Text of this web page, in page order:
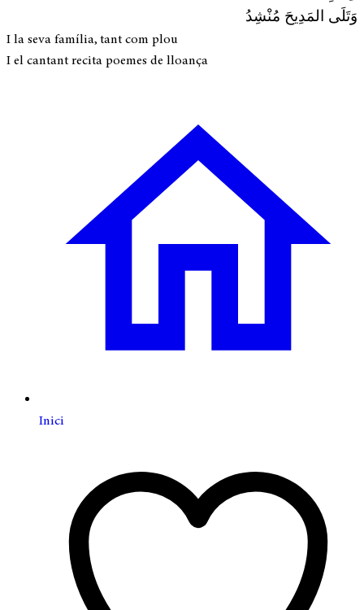
وَتَلَى المَدِيحَ مُنْشِدُ
I la seva família, tant com plou
I el cantant recita poemes de lloança
Inici